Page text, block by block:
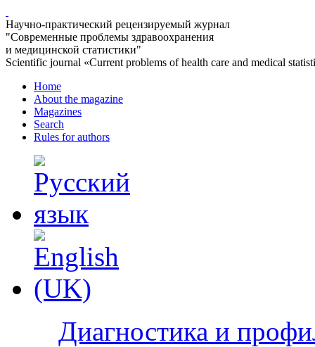
Научно-практический рецензируемый журнал
"Современные проблемы здравоохранения
и медицинской статистики"
Scientific journal «Current problems of health care and medical
Home
About the magazine
Magazines
Search
Rules for authors
Диагностика и